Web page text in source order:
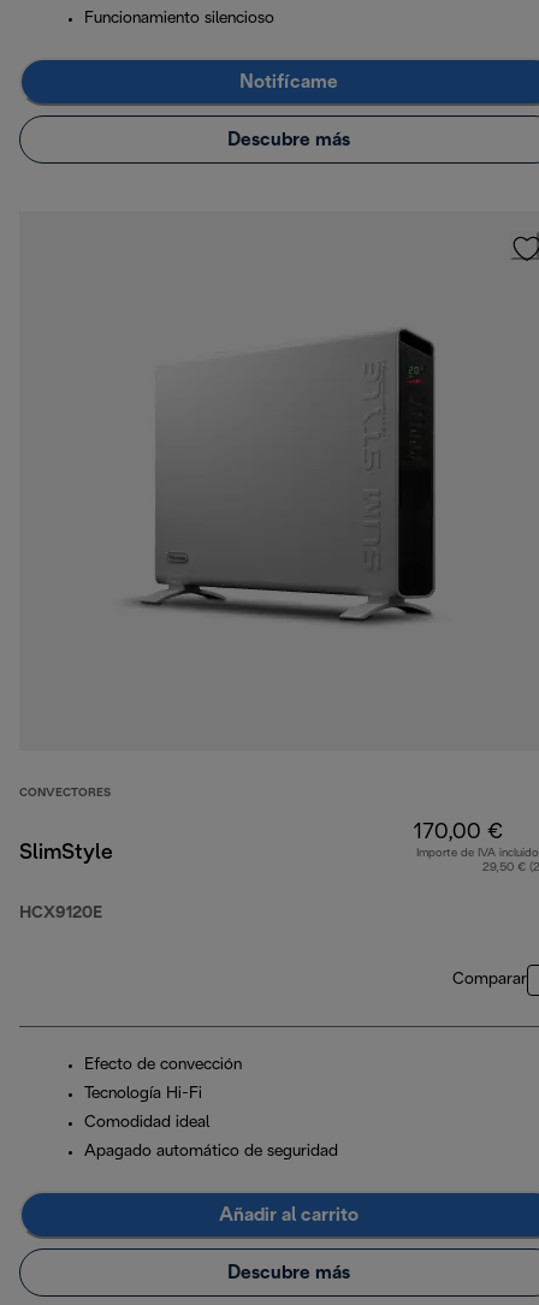
Funcionamiento silencioso
Notifícame
Descubre más
CONVECTORES
SlimStyle
HCX9120E
170,00 €
Importe de IVA
29,50 €
Comparar
Efecto de convección
Tecnología Hi-Fi
Comodidad ideal
Apagado automático de seguridad
Añadir al carrito
Descubre más